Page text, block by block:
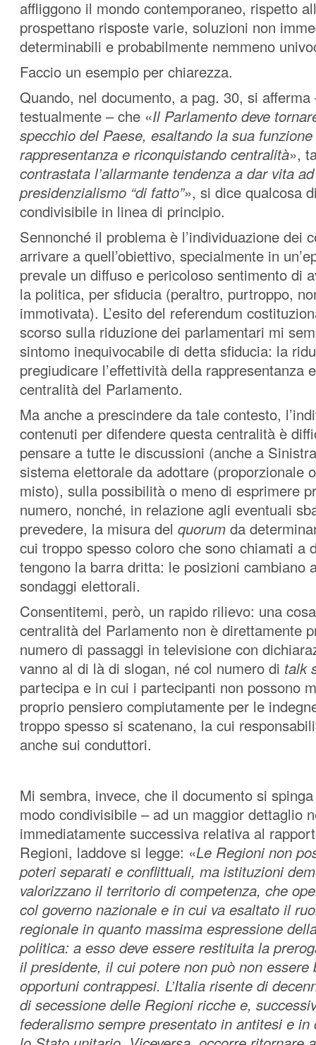
affliggono il mondo contemporaneo, rispetto
prospettano risposte varie, soluzioni non
determinabili e probabilmente nemmeno
Faccio un esempio per chiarezza.
Quando, nel documento, a pag. 30, si afferma
testualmente – che «Il Parlamento deve
specchio del Paese, esaltando la sua
rappresentanza e riconquistando centralità»,
contrastata l’allarmante tendenza a dar vita
presidenzialismo “di fatto”», si dice qualcosa
condivisibile in linea di principio.
Sennonché il problema è l’individuazione dei
arrivare a quell’obiettivo, specialmente in
prevale un diffuso e pericoloso sentimento di
la politica, per sfiducia (peraltro, purtroppo,
immotivata). L’esito del referendum
scorso sulla riduzione dei parlamentari mi
sintomo inequivocabile di detta sfiducia: la
pregiudicare l’effettività della rappresentanza
centralità del Parlamento.
Ma anche a prescindere da tale contesto,
contenuti per difendere questa centralità è
pensare a tutte le discussioni (anche a
sistema elettorale da adottare (proporzionale
misto), sulla possibilità o meno di esprimere
numero, nonché, in relazione agli eventuali
prevedere, la misura del quorum da
cui troppo spesso coloro che sono chiamati a
tengono la barra dritta: le posizioni cambiano
sondaggi elettorali.
Consentitemi, però, un rapido rilievo: una
centralità del Parlamento non è direttamente
numero di passaggi in televisione con
vanno al di là di slogan, né col numero di talk
partecipa e in cui i partecipanti non possono
proprio pensiero compiutamente per le
troppo spesso si scatenano, la cui
anche sui conduttori.
Mi sembra, invece, che il documento si
modo condivisibile – ad un maggior dettaglio
immediatamente successiva relativa al
Regioni, laddove si legge: «Le Regioni non
poteri separati e conflittuali, ma istituzioni
valorizzano il territorio di competenza, che
col governo nazionale e in cui va esaltato il
regionale in quanto massima espressione
politica: a esso deve essere restituita la
il presidente, il cui potere non può non essere
opportuni contrappesi. L’Italia risente di
di secessione delle Regioni ricche e,
federalismo sempre presentato in antitesi e in